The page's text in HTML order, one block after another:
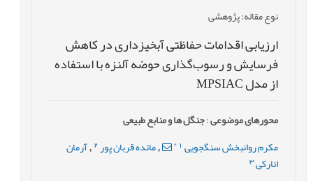
نوع مقاله: پژوهشی
ارزیابی اقدامات حفاظتی آبخیزداری در کاهش
فرسایش و رسوب‌گذاری حوضه آلنزه با استفاده
از مدل MPSIAC
محورهای موضوعی:جنگل ها و منابع طبیعی
مکرم روانبخش سنگجویی *
,مائده قربان پور 2
, آرمان
انارکی 3